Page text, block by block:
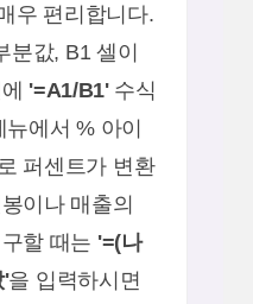
우 편리합니다.
분값, B1 셀이
'=A1/B1'수식
에서 % 아이
퍼센트가 변환
이나 매출의
할 때는 '=(나
'을 입력하시면